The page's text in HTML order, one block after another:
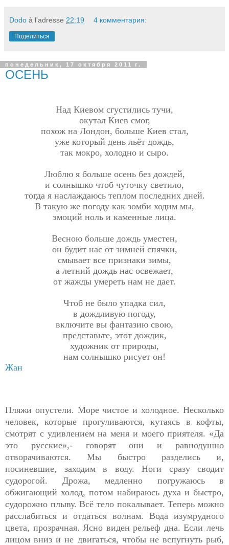
Dodo à l'adresse 22:19 4 комментария:
Поделиться
понедельник, 17 октября 2011 г.
ОСЕНЬ
Над Киевом сгустились тучи,
окутал Киев смог,
похож на Лондон, больше Киев стал,
уже который день льёт дождь,
так мокро, холодно и сыро.
Люблю я больше осень без дождей,
и солнышко чтоб чуточку светило,
тогда я наслаждаюсь теплом последних дней.
В такую же погоду как зомби ходим мы,
эмоций ноль и каменные лица.
Весною больше дождь уместен,
он будит нас от зимней спячки,
смывает все признаки зимы,
а летний дождь нас освежает,
от жажды умереть нам не дает.
Чтоб не было упадка сил,
в дождливую погоду,
включите вы фантазию свою,
представьте, этот дождик,
художник от природы,
нам солнышко рисует он!
Жан
Пляжи опустели. Море чистое и холодное. Несколько
человек, которые прогуливаются, кутаясь в кофты,
смотрят с удивлением на меня и моего приятеля. «Да
это русские»,- говорят они и равнодушно
отворачиваются. Мы быстро разделись и,
посиневшие, заходим в воду. Ноги сразу сводит
судорогой. Дрожа, медленно погружаюсь в
обжигающий холод, потом набираюсь духа и быстро,
судорожно плыву. Всё тело покалывает. Теперь можно
расслабиться и отдаться волнам. Вода изумрудного
цвета, прозрачная. Ясно виден рельеф дна. Если лечь
лицом вниз и не двигаться, чтобы не вспугнуть рыб,